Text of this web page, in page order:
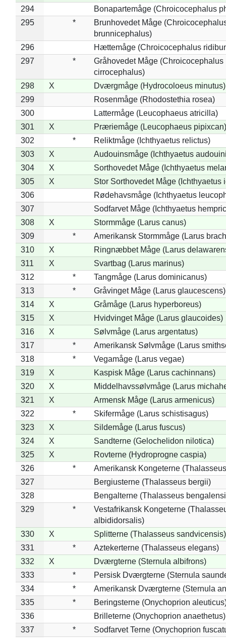
294
Bonapartemåge (Chroicocephalus
295
*
Brunhovedet Måge
brunnicephalus)
296
Hættemåge (Chroicocephalus
297
*
Gråhovedet Måge (Chroicocephalus
cirrocephalus)
298
X
Dværgmåge (Hydrocoloeus minutus)
299
Rosenmåge (Rhodostethia rosea)
300
Lattermåge (Leucophaeus atricilla)
301
X
Præriemåge (Leucophaeus pipixcan)
302
*
Reliktmåge (Ichthyaetus relictus)
303
X
Audouinsmåge (Ichthyaetus
304
X
Sorthovedet Måge (Ichthyaetus
305
X
Stor Sorthovedet Måge (Ichthyaetus
306
Rødehavsmåge (Ichthyaetus
307
Sodfarvet Måge (Ichthyaetus
308
X
Stormmåge (Larus canus)
309
*
Amerikansk Stormmåge (Larus
310
X
Ringnæbbet Måge (Larus
311
X
Svartbag (Larus marinus)
312
*
Tangmåge (Larus dominicanus)
313
*
Gråvinget Måge (Larus glaucescens)
314
X
Gråmåge (Larus hyperboreus)
315
X
Hvidvinget Måge (Larus glaucoides)
316
X
Sølvmåge (Larus argentatus)
317
*
Amerikansk Sølvmåge (Larus
318
*
Vegamåge (Larus vegae)
319
X
Kaspisk Måge (Larus cachinnans)
320
X
Middelhavssølvmåge (Larus
321
X
Armensk Måge (Larus armenicus)
322
*
Skifermåge (Larus schistisagus)
323
X
Sildemåge (Larus fuscus)
324
X
Sandterne (Gelochelidon nilotica)
325
X
Rovterne (Hydroprogne caspia)
326
*
Amerikansk Kongeterne
327
Bergiusterne (Thalasseus bergii)
328
Bengalterne (Thalasseus
329
*
Vestafrikansk Kongeterne
albididorsalis)
330
X
Splitterne (Thalasseus sandvicensis)
331
*
Aztekerterne (Thalasseus elegans)
332
X
Dværgterne (Sternula albifrons)
333
*
Persisk Dværgterne (Sternula
334
*
Amerikansk Dværgterne (Sternula
335
*
Beringsterne (Onychoprion
336
Brilleterne (Onychoprion anaethetus)
337
*
Sodfarvet Terne (Onychoprion